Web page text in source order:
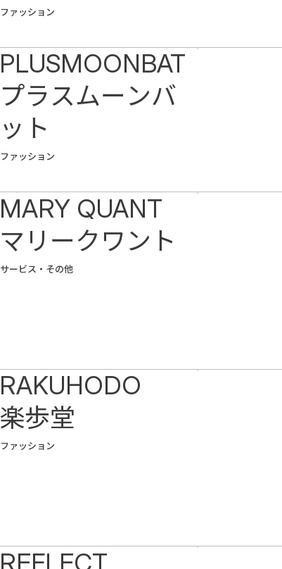
ファッション
ファッション
PLUSMOONBAT
プラスムーンバ
ット
サービス・その他
MARY QUANT
マリークワント
ファッション
RAKUHODO
楽歩堂
REFLECT